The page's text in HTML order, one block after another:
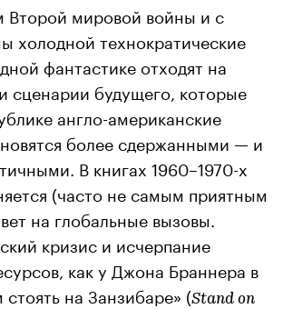
Второй мировой войны и с
холодной технократические
фантастике отходят на
сценарии будущего, которые
англо-американские
более сдержанными — и
В книгах 1960–1970-х
(часто не самым приятным
на глобальные вызовы.
кризис и исчерпание
как у Джона Браннера в
на Занзибаре» (Stand on